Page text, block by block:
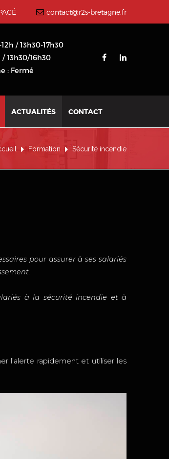
contact@r2s-bretagne.fr
/ 13h30-17h30
13h30/16h30
: Fermé
ACTUALITÉS CONTACT
Formation Sécurité incendie
pour assurer à ses salariés
à la sécurité incendie et à
l’alerte rapidement et utiliser les